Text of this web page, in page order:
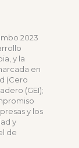
2023
y la
en
(Cero
(GEI);
y los
y
de